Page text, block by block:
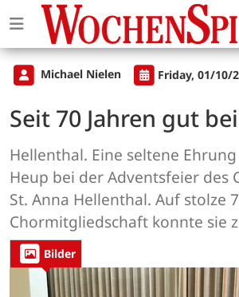
Michael Nielen Friday, 01/10/
Seit 70 Jahren gut
Hellenthal. Eine seltene
Heup bei der Adventsfeier des
St. Anna Hellenthal. Auf stolze
Chormitgliedschaft konnte sie
Bilder